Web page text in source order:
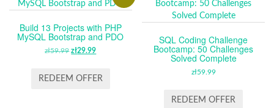
Build 13 Projects with PHP
MySQL Bootstrap and PDO
zł59.99 ORIGINAL
WAS:
zł29.99CURRENT
IS:
REDEEM OFFER
SQL Coding Challenge
Bootcamp: 50 Challenges
Solved Complete
zł59.99
REDEEM OFFER